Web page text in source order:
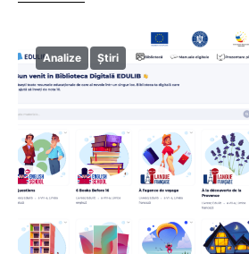
Analize Știri